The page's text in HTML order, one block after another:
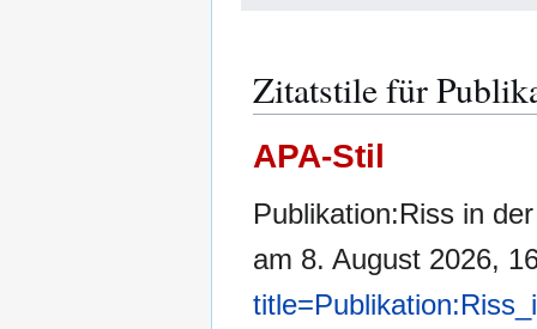
Zitatstile für
APA-Stil
Publikation:Riss in
am 8. August 2026,